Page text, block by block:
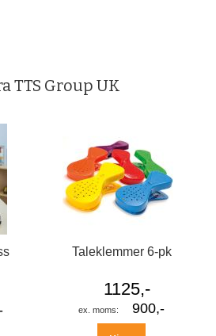
TTS Group UK
Taleklemmer 6-pk
1125,-
900,-